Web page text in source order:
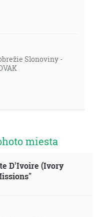
Slonoviny -
miesta
D'Ivoire (Ivory